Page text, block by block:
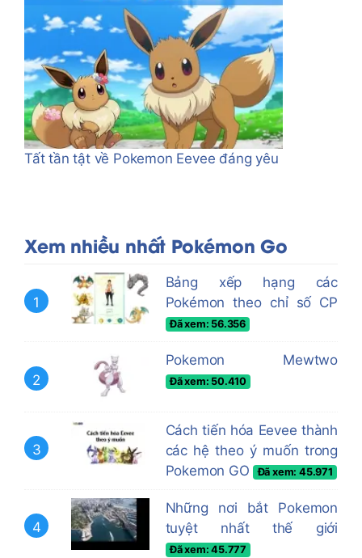
Tất tần tật về Pokemon Eevee đáng yêu
Xem nhiều nhất Pokémon Go
1
Bảng xếp hạng các
Pokémon theo chỉ số CP
Đã xem: 56.356
2
Pokemon Mewtwo
Đã xem: 50.410
3
Cách tiến hóa Eevee thành
các hệ theo ý muốn trong
Pokemon GO
Đã xem: 45.971
4
Những nơi bắt Pokemon
tuyệt nhất thế giới
Đã xem: 45.777